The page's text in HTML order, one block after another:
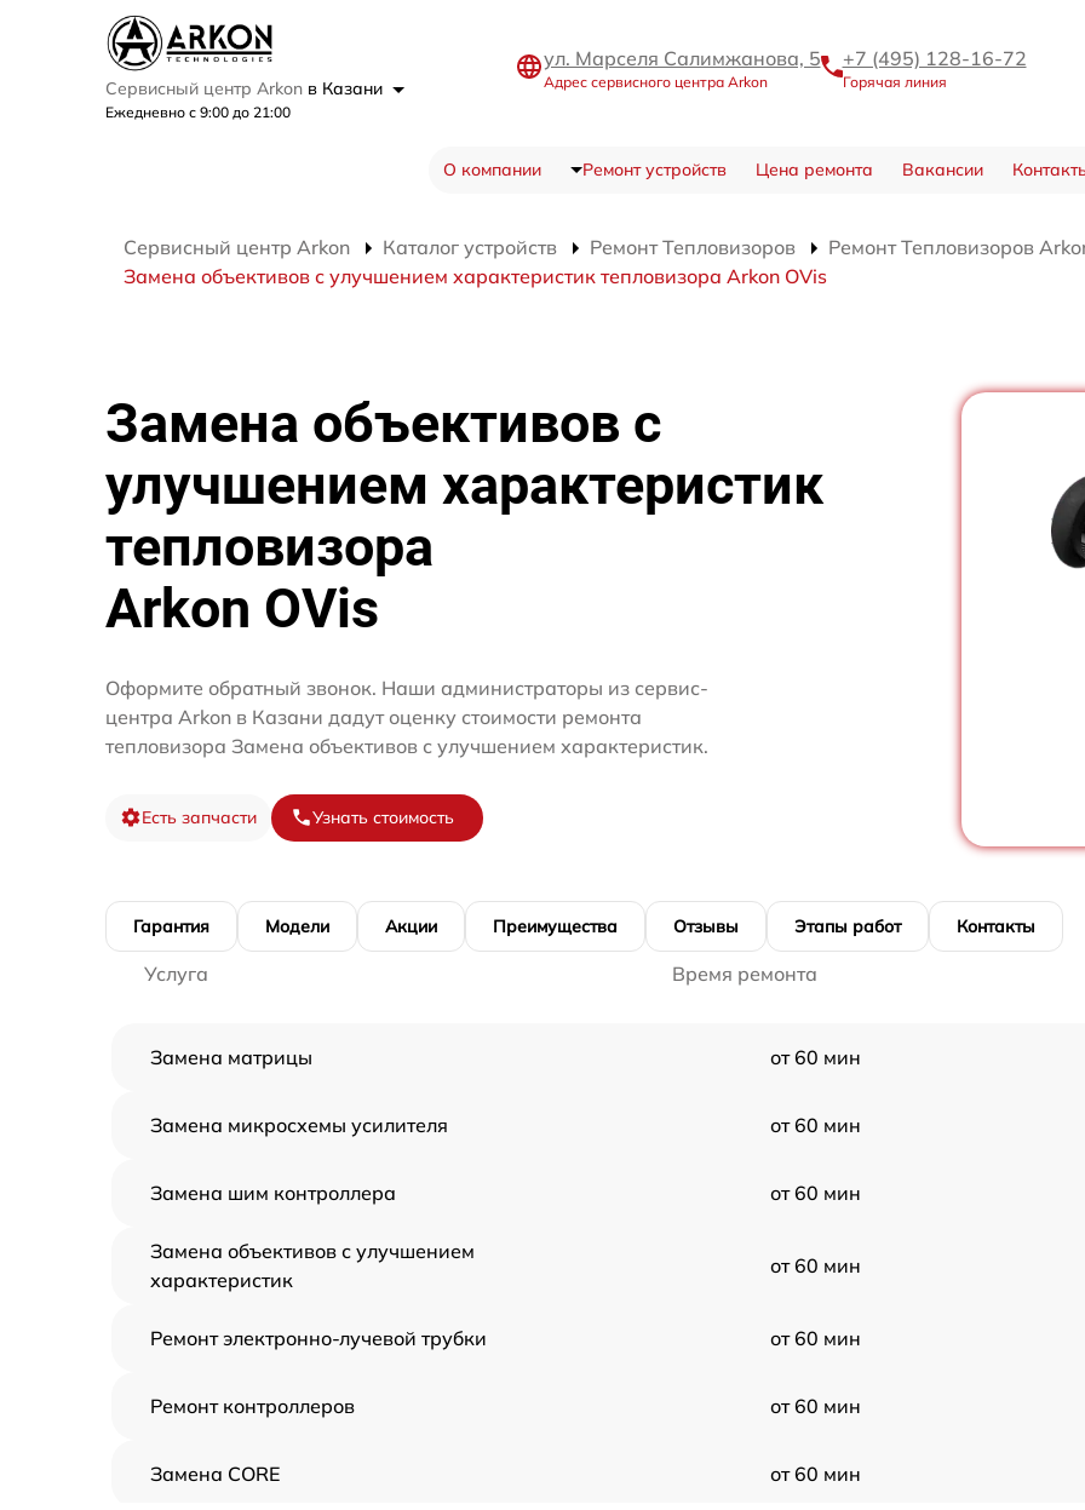
Сервисный центр Arkon в Казани
Ежедневно с 9:00 до 21:00
ул. Марселя Салимжанова, 5
Адрес сервисного центра Arkon
+7 (495) 128-16-72
Горячая линия
О компании Ремонт устройств Цена ремонта Вакансии
Сервисный центр Arkon Каталог устройств Ремонт Тепловизоров
Ремонт Тепловизоров
Замена объективов с улучшением характеристик тепловизора Arkon OVis
Замена объективов с
улучшением характеристик
тепловизора
Arkon OVis
Оформите обратный звонок. Наши администраторы из сервис-
центра Arkon в Казани дадут оценку стоимости ремонта
тепловизора Замена объективов с улучшением характеристик.
Есть запчасти Узнать стоимость
Гарантия Модели Акции Преимущества Отзывы Этапы работ Контакты
Услуга Время ремонта
Замена матрицы от 60 мин
Замена микросхемы усилителя от 60 мин
Замена шим контроллера от 60 мин
Замена объективов с улучшением
характеристик
от 60 мин
Ремонт электронно-лучевой трубки от 60 мин
Ремонт контроллеров от 60 мин
Замена CORE от 60 мин